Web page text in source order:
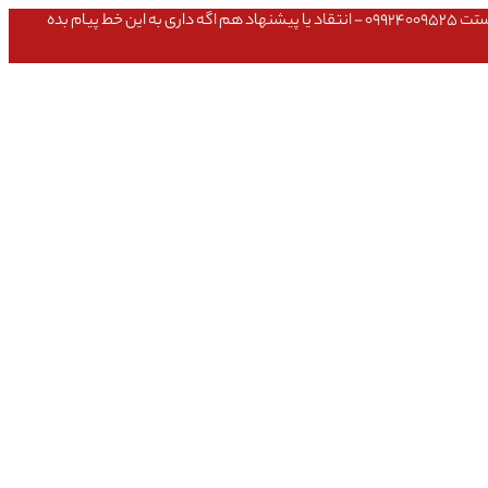
عشق داداش قیمتای سایت به روزه،خرید عمده داشتی یا مشکلی تو خرید از سایت ۰۹۱۰۹۸۰۸۵۶۵- مشکلی بعد از خریدت داشتی ۰۹۱۹۱۴۹۳۵۴۶ - پیگیری ارسال بستت ۰۹۹۲۴۰۰۹۵۲۵ - انتقاد یا پیشنهاد هم اگه داری به این خط پیام بده